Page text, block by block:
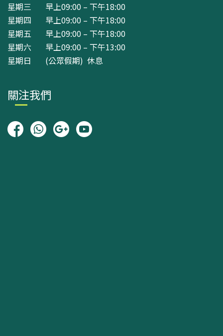
星期三 早上09:00 – 下午18:00
星期四 早上09:00 – 下午18:00
星期五 早上09:00 – 下午18:00
星期六 早上09:00 – 下午13:00
星期日 (公眾假期) 休息
關注我們